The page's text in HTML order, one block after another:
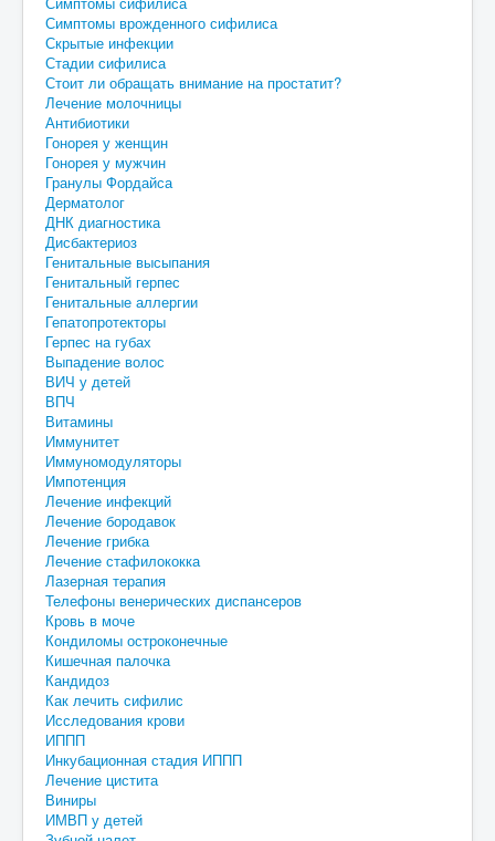
Симптомы врожденного сифилиса
Скрытые инфекции
Стадии сифилиса
Стоит ли обращать внимание на простатит?
Лечение молочницы
Антибиотики
Гонорея у женщин
Гонорея у мужчин
Гранулы Фордайса
Дерматолог
ДНК диагностика
Дисбактериоз
Генитальные высыпания
Генитальный герпес
Генитальные аллергии
Гепатопротекторы
Герпес на губах
Выпадение волос
ВИЧ у детей
ВПЧ
Витамины
Иммунитет
Иммуномодуляторы
Импотенция
Лечение инфекций
Лечение бородавок
Лечение грибка
Лечение стафилококка
Лазерная терапия
Телефоны венерических диспансеров
Кровь в моче
Кондиломы остроконечные
Кишечная палочка
Кандидоз
Как лечить сифилис
Исследования крови
ИППП
Инкубационная стадия ИППП
Лечение цистита
Виниры
ИМВП у детей